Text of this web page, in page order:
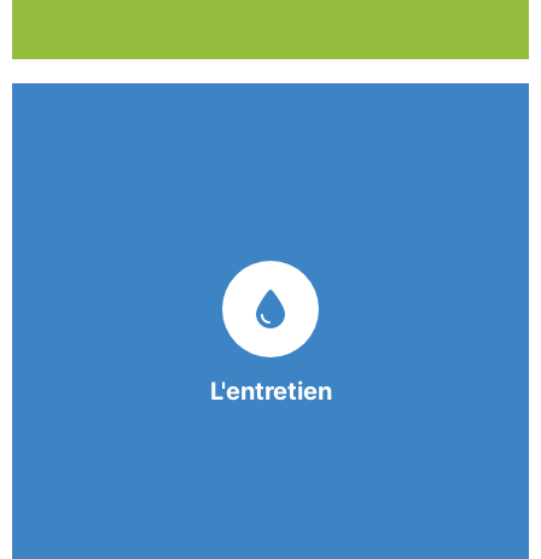
L'entretien
garantissent une prestation de nettoyage de
qualité.